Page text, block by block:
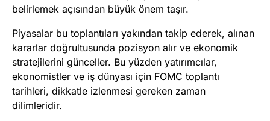
belirlemek açısından büyük önem taşır​.
Piyasalar bu toplantıları yakından takip ederek, alınan
kararlar doğrultusunda pozisyon alır ve ekonomik
stratejilerini günceller. Bu yüzden yatırımcılar,
ekonomistler ve iş dünyası için FOMC toplantı
tarihleri, dikkatle izlenmesi gereken zaman
dilimleridir.